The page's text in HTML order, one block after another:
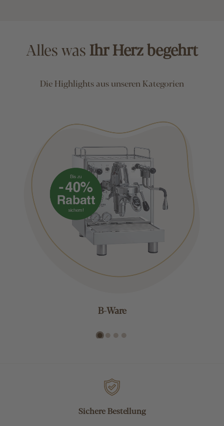
Alles wasIhr Herz begehrt
Die Highlights aus unseren Kategorien
B-Ware
Sichere Bestellung